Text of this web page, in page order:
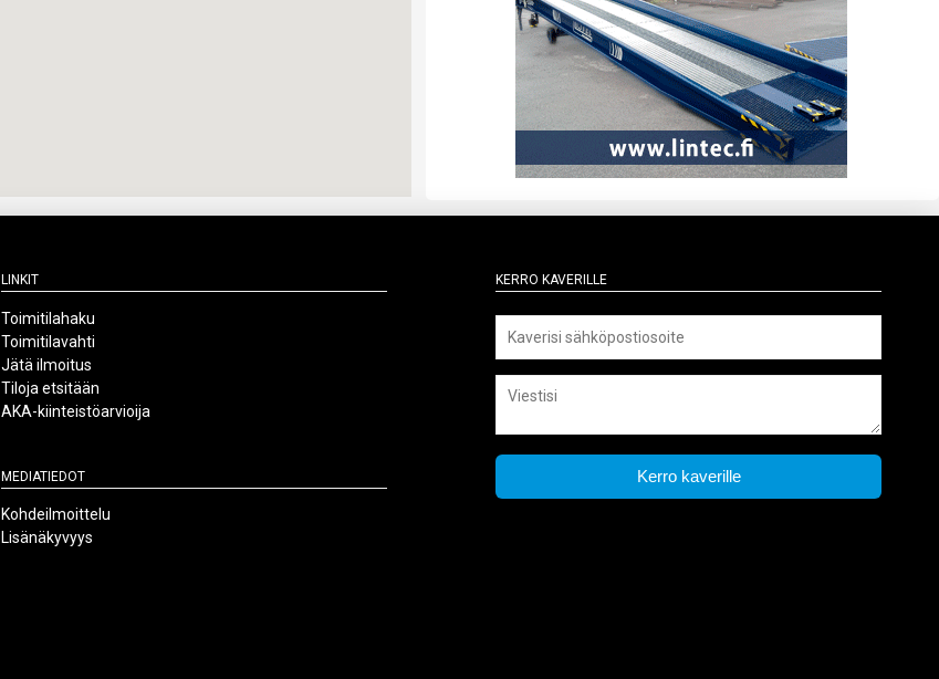
Linkit
Toimitilahaku
Toimitilavahti
Jätä ilmoitus
Tiloja etsitään
AKA-kiinteistöarvioija
Mediatiedot
Kohdeilmoittelu
Lisänäkyvyys
Kerro kaverille